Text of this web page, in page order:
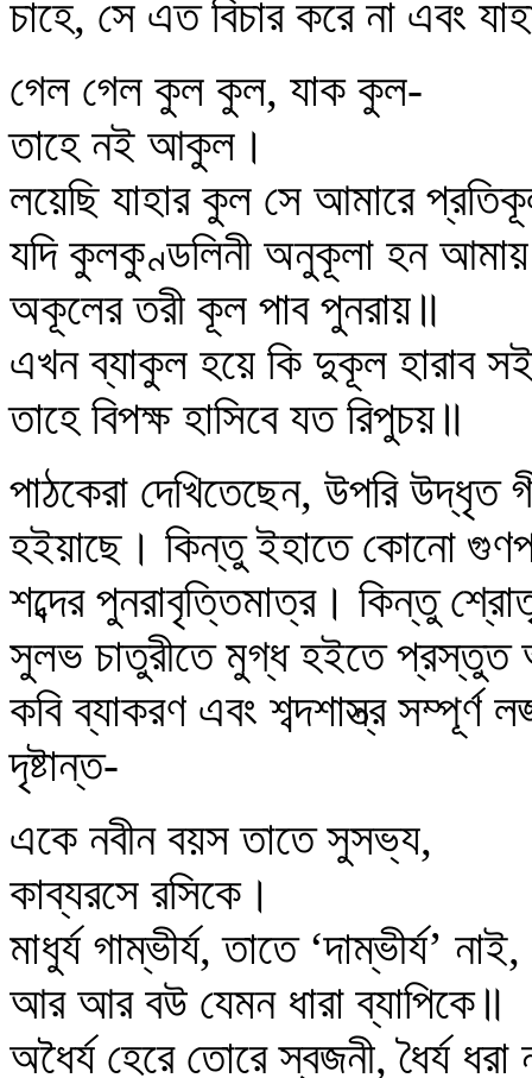
চাহে, সে এত বিচার করে না এবং
গেল গেল কুল কুল, যাক কুল-
তাহে নই আকুল।
লয়েছি যাহার কুল সে আমারে
যদি কুলকুণ্ডলিনী অনুকূলা হন আমায়
অকূলের তরী কূল পাব পুনরায়॥
এখন ব্যাকুল হয়ে কি দুকূল হারাব
তাহে বিপক্ষ হাসিবে যত রিপুচয়॥
পাঠকেরা দেখিতেছেন, উপরি
হইয়াছে। কিন্তু ইহাতে কোনো
শব্দের পুনরাবৃত্তিমাত্র। কিন্তু
সুলভ চাতুরীতে মুগ্ধ হইতে প্রস্তুত
কবি ব্যাকরণ এবং শব্দশাস্ত্র
দৃষ্টান্ত-
একে নবীন বয়স তাতে সুসভ্য,
কাব্যরসে রসিকে।
মাধুর্য গাম্ভীর্য, তাতে ‘দাম্ভীর্য’ নাই,
আর আর বউ যেমন ধারা ব্যাপিকে॥
অধৈর্য হেরে তোরে স্বজনী, ধৈর্য ধরা